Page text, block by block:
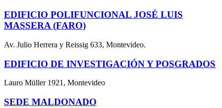
EDIFICIO POLIFUNCIONAL JOSÉ LUIS
MASSERA (FARO)
Av. Julio Herrera y Reissig 633, Montevideo.
EDIFICIO DE INVESTIGACIÓN Y POSGRADOS
Lauro Müller 1921, Montevideo
SEDE MALDONADO